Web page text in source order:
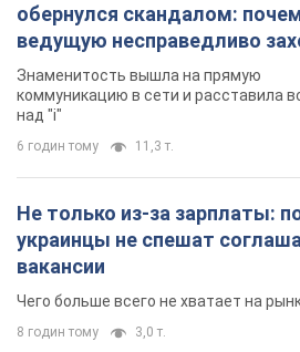
обернулся скандалом:
ведущую несправедливо
Знаменитость вышла на прямую
коммуникацию в сети и расставила
над "i"
6 годин тому 11,3 т.
Не только из-за зарплаты:
украинцы не спешат
вакансии
Чего больше всего не хватает на
8 годин тому 3,0 т.